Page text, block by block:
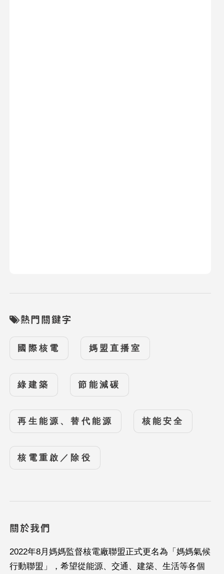
熱門關鍵字
國際核電 媽盟直播室
綠建築 節能減碳
再生能源、替代能源 核能安全
核電重啟／除役
關於我們
2022年8月媽媽監督核電廠聯盟正式更名為「媽媽氣候
行動聯盟」，希望從能源、交通、建築、生活等各個